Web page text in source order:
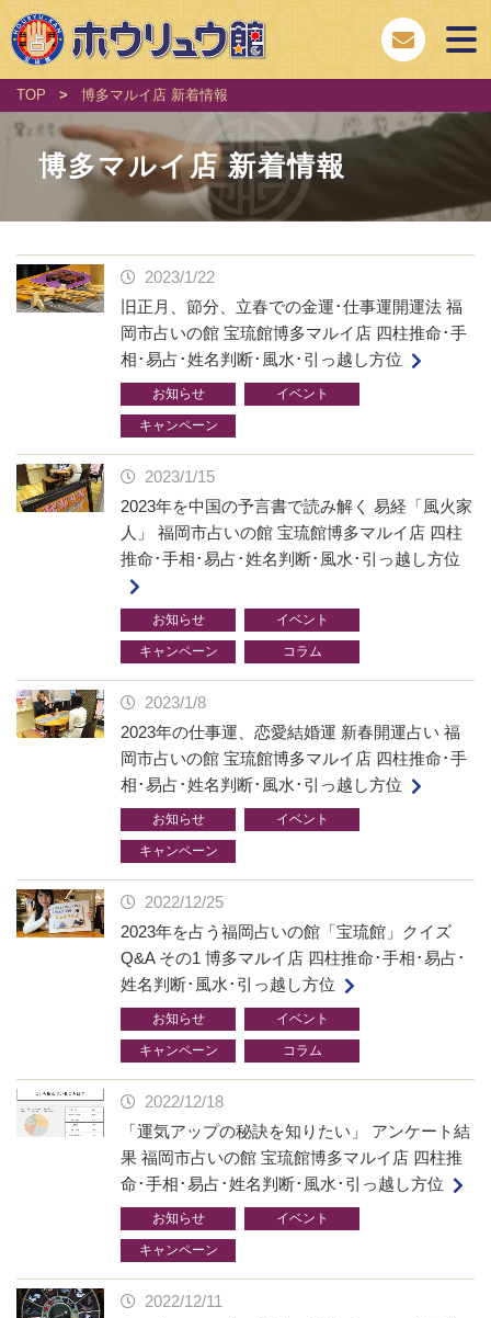
TOP > 博多マルイ店 新着情報
博多マルイ店 新着情報
2023/1/22
旧正月、節分、立春での金運･仕事運開運法 福
岡市占いの館 宝琉館博多マルイ店 四柱推命･手
相･易占･姓名判断･風水･引っ越し方位
お知らせ イベント
キャンペーン
2023/1/15
2023年を中国の予言書で読み解く 易経「風火家
人」 福岡市占いの館 宝琉館博多マルイ店 四柱
推命･手相･易占･姓名判断･風水･引っ越し方位
お知らせ イベント
キャンペーン コラム
2023/1/8
2023年の仕事運、恋愛結婚運 新春開運占い 福
岡市占いの館 宝琉館博多マルイ店 四柱推命･手
相･易占･姓名判断･風水･引っ越し方位
お知らせ イベント
キャンペーン
2022/12/25
2023年を占う福岡占いの館「宝琉館」クイズ
Q&A その1 博多マルイ店 四柱推命･手相･易占･
姓名判断･風水･引っ越し方位
お知らせ イベント
キャンペーン コラム
2022/12/18
「運気アップの秘訣を知りたい」 アンケート結
果 福岡市占いの館 宝琉館博多マルイ店 四柱推
命･手相･易占･姓名判断･風水･引っ越し方位
お知らせ イベント
キャンペーン
2022/12/11